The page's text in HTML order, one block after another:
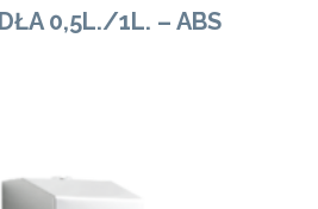
0,5L./1L. – ABS